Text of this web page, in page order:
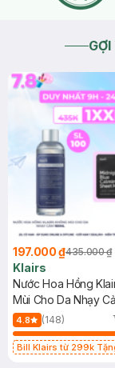
GỢI
197.000 ₫435.000 ₫
Klairs
Nước Hoa Hồng
Mùi Cho Da Nhạy
4.8 (148)
Bill Klairs từ 299k